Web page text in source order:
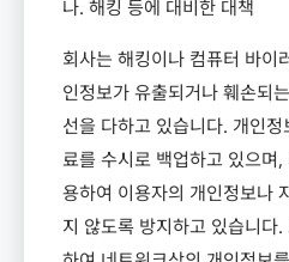
나. 해킹 등에 대비한 대책
회사는 해킹이나 컴퓨터 바이
인정보가 유출되거나 훼손되
선을 다하고 있습니다. 개인정
료를 수시로 백업하고 있으며,
용하여 이용자의 개인정보나
지 않도록 방지하고 있습니다.